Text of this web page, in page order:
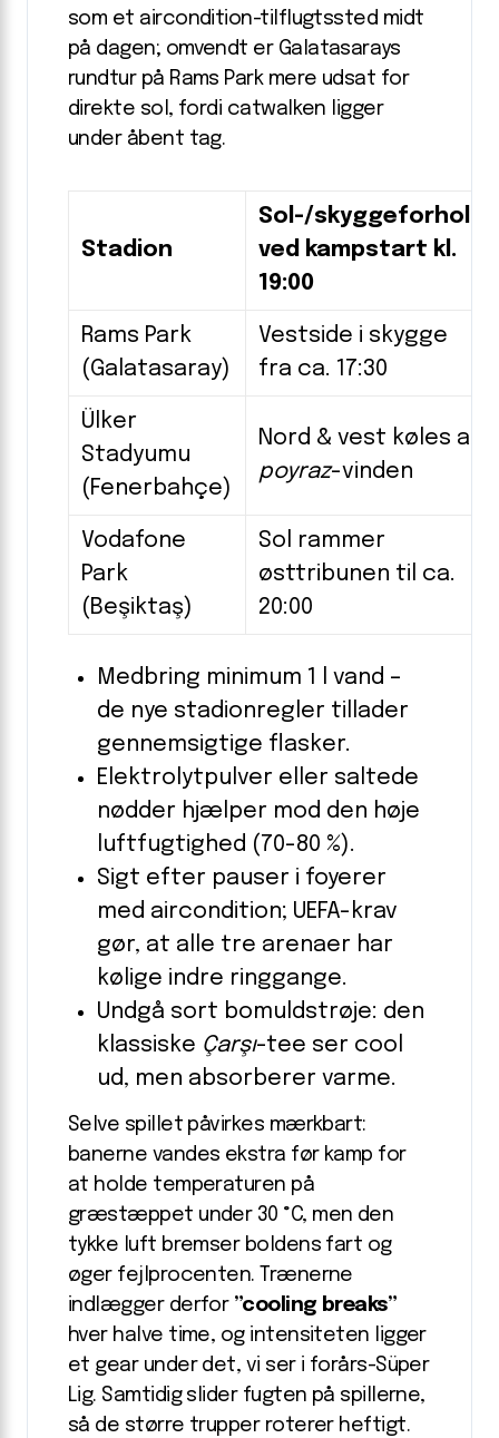
som et aircondition-tilflugtssted midt
på dagen; omvendt er Galatasarays
rundtur på Rams Park mere udsat for
direkte sol, fordi catwalken ligger
under åbent tag.
Stadion
Sol-/skyggeforhold
ved kampstart kl.
19:00
Rams Park
(Galatasaray)
Vestside i skygge
fra ca. 17:30
Ülker
Stadyumu
(Fenerbahçe)
Nord & vest køles af
poyraz-vinden
Vodafone
Park
(Beşiktaş)
Sol rammer
østtribunen til ca.
20:00
Medbring minimum 1 l vand –
de nye stadionregler tillader
gennemsigtige flasker.
Elektrolyt­pulver eller saltede
nødder hjælper mod den høje
luftfugtighed (70-80 %).
Sigt efter pauser i foyerer
med aircondition; UEFA-krav
gør, at alle tre arenaer har
kølige indre ringgange.
Undgå sort bomuldstrøje: den
klassiske Çarşı-tee ser cool
ud, men absorberer varme.
Selve spillet påvirkes mærkbart:
banerne vandes ekstra før kamp for
at holde temperaturen på
græstæppet under 30 °C, men den
tykke luft bremser boldens fart og
øger fejlprocenten. Trænerne
indlægger derfor ”cooling breaks”
hver halve time, og intensiteten ligger
et gear under det, vi ser i forårs-Süper
Lig. Samtidig slider fugten på spillerne,
så de større trupper roterer heftigt.